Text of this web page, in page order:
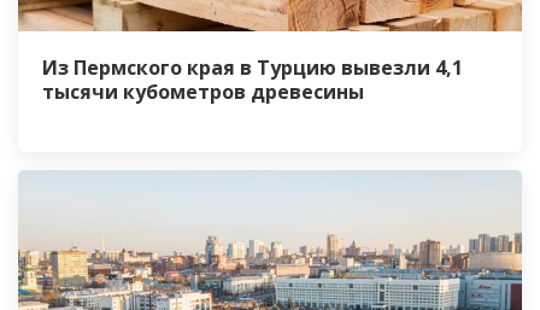
Из Пермского края в Турцию вывезли 4,1
тысячи кубометров древесины